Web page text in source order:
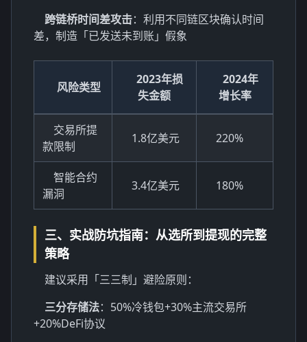
跨链桥时间差攻击：利用不同链区块确认时间
差，制造「已发送未到账」假象
风险类型
2023年损
失金额
2024年
增长率
交易所提
款限制
1.8亿美元 220%
智能合约
漏洞
3.4亿美元 180%
三、实战防坑指南：从选所到提现的完整
策略
建议采用「三三制」避险原则：
三分存储法：50%冷钱包+30%主流交易所
+20%DeFi协议